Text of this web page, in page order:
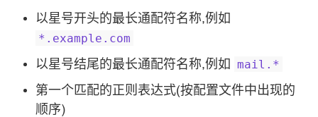
以星号开头的最长通配符名称,例如
*.example.com
以星号结尾的最长通配符名称,例如 mail.*
第一个匹配的正则表达式(按配置文件中出现的
顺序)